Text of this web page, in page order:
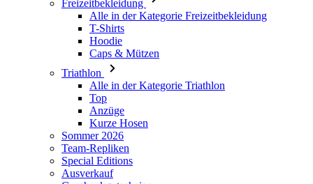
Triathlon
Alle in der Kategorie Triathlon
Top
Anzüge
Kurze Hosen
Sommer 2026
Team-Repliken
Special Editions
Ausverkauf
Geschenkgutscheine
Kinder
Alle in der Kategorie Kinder
Radsport